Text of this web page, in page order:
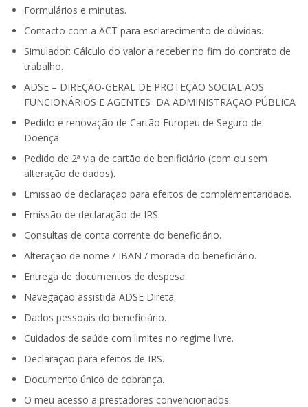
Formulários e minutas.
Contacto com a ACT para esclarecimento de dúvidas.
Simulador: Cálculo do valor a receber no fim do contrato de
trabalho.
ADSE – DIREÇÃO-GERAL DE PROTEÇÃO SOCIAL AOS
FUNCIONÁRIOS E AGENTES DA ADMINISTRAÇÃO PÚBLICA
Pedido e renovação de Cartão Europeu de Seguro de
Doença.
Pedido de 2ª via de cartão de benificiário (com ou sem
alteração de dados).
Emissão de declaração para efeitos de complementaridade.
Emissão de declaração de IRS.
Consultas de conta corrente do beneficiário.
Alteração de nome / IBAN / morada do beneficiário.
Entrega de documentos de despesa.
Navegação assistida ADSE Direta:
Dados pessoais do beneficiário.
Cuidados de saúde com limites no regime livre.
Declaração para efeitos de IRS.
Documento único de cobrança.
O meu acesso a prestadores convencionados.